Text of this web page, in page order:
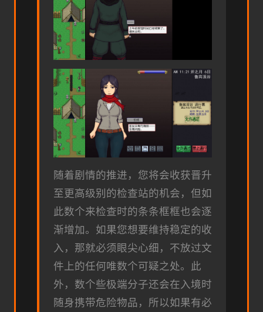
随着剧情的推进，您将会收获晋升
至更高级别的检查站的机会，但如
此数个来检查时的条条框框也会逐
渐增加。如果您想要维持稳定的收
入，那就必须眼尖心细，不放过文
件上的任何唯数个可疑之处。此
外，数个些极端分子还会在入境时
随身携带危险物品，所以如果有必